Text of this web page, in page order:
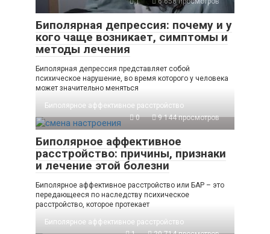
Биполярная депрессия: почему и у
кого чаще возникает, симптомы и
методы лечения
Биполярная депрессия представляет собой
психическое нарушение, во время которого у человека
может значительно меняться
Биполярное аффективное расстройство
0
9 144 просмотров
Биполярное аффективное
расстройство: причины, признаки
и лечение этой болезни
Биполярное аффективное расстройство или БАР – это
передающееся по наследству психическое
расстройство, которое протекает
Биполярное аффективное расстройство